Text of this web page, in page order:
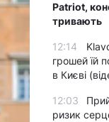
Patriot,
тривають
12:14
грошей їй
в Києві
12:03
ризик